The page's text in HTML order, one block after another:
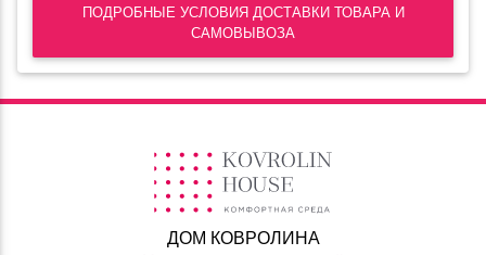
ПОДРОБНЫЕ УСЛОВИЯ ДОСТАВКИ ТОВАРА И
САМОВЫВОЗА
ДОМ КОВРОЛИНА